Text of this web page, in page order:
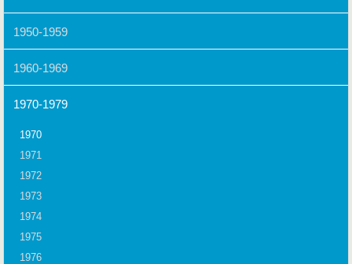
1950-1959
1960-1969
1970-1979
1970
1971
1972
1973
1974
1975
1976